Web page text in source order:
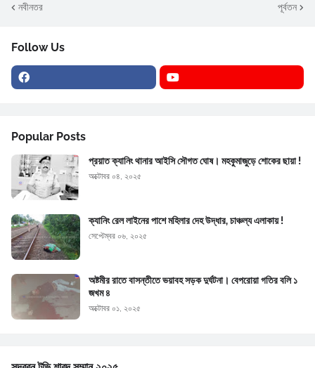
নবীনতর পূর্বতন
Follow Us
Popular Posts
প্রয়াত ক্যানিং থানার আইসি সৌগত ঘোষ। মহকুমাজুড়ে শোকের ছায়া !
অক্টোবর ০৪, ২০২৫
ক্যানিং রেল লাইনের পাশে মহিলার দেহ উদ্ধার, চাঞ্চল্য এলাকায় !
সেপ্টেম্বর ০৬, ২০২৫
অষ্টমীর রাতে বাসন্তীতে ভয়াবহ সড়ক দুর্ঘটনা। বেপরোয়া গতির বলি ১
জখম ৪
অক্টোবর ০১, ২০২৫